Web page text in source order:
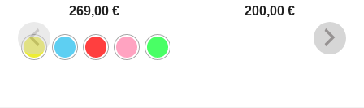
269,00 €
200,00€